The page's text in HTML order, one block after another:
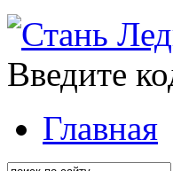
Введите
Главная